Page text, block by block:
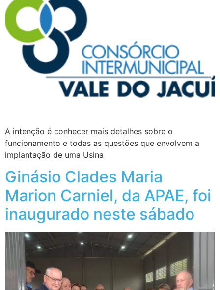
A intenção é conhecer mais detalhes sobre o
funcionamento e todas as questões que envolvem a
implantação de uma Usina
Ginásio Clades Maria
Marion Carniel, da APAE, foi
inaugurado neste sábado